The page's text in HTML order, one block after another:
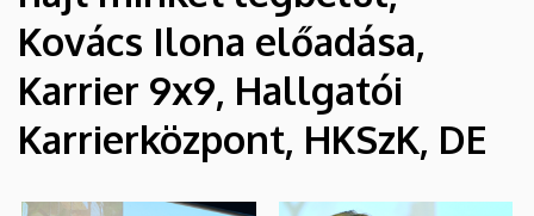
Kovács Ilona előadása,
Karrier 9x9, Hallgatói
Karrierközpont, HKSzK, DE